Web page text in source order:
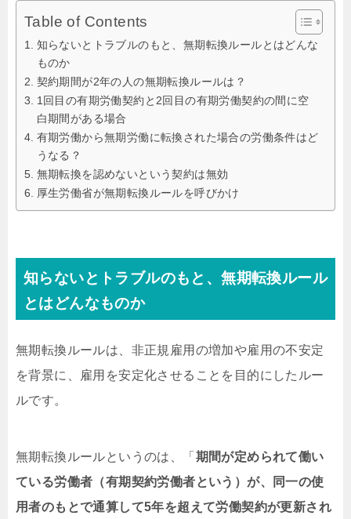
Table of Contents
知らないとトラブルのもと、無期転換ルールとはどんな
ものか
契約期間が2年の人の無期転換ルールは？
1回目の有期労働契約と2回目の有期労働契約の間に空
白期間がある場合
有期労働から無期労働に転換された場合の労働条件はど
うなる？
無期転換を認めないという契約は無効
厚生労働省が無期転換ルールを呼びかけ
知らないとトラブルのもと、無期転換ルール
とはどんなものか
無期転換ルールは、非正規雇用の増加や雇用の不安定
を背景に、雇用を安定化させることを目的にしたルー
ルです。
無期転換ルールというのは、「 期間が定められて働い
ている労働者（有期契約労働者という）が、同一の使
用者のもとで通算して5年を超えて労働契約が更新され